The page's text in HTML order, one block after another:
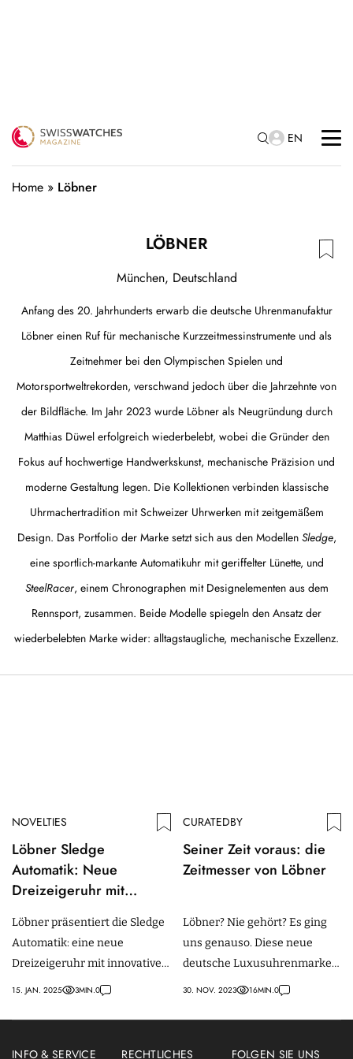
EN
Home » Löbner
LÖBNER
München, Deutschland
Anfang des 20. Jahrhunderts erwarb die deutsche Uhrenmanufaktur
Löbner einen Ruf für mechanische Kurzzeitmessinstrumente und als
Zeitnehmer bei den Olympischen Spielen und
Motorsportweltrekorden, verschwand jedoch über die Jahrzehnte von
der Bildfläche. Im Jahr 2023 wurde Löbner als Neugründung durch
Matthias Düwel erfolgreich wiederbelebt, wobei die Gründer den
Fokus auf hochwertige Handwerkskunst, mechanische Präzision und
moderne Gestaltung legen. Die Kollektionen verbinden klassische
Uhrmachertradition mit Schweizer Uhrwerken mit zeitgemäßem
Design. Das Portfolio der Marke setzt sich aus den Modellen Sledge,
eine sportlich-markante Automatikuhr mit geriffelter Lünette, und
SteelRacer, einem Chronographen mit Designelementen aus dem
Rennsport, zusammen. Beide Modelle spiegeln den Ansatz der
wiederbelebten Marke wider: alltagstaugliche, mechanische Exzellenz.
NOVELTIES
Löbner Sledge
Automatik: Neue
Dreizeigeruhr mit
Löbner präsentiert die Sledge
Automatik: eine neue
Dreizeigeruhr mit innovativer
Lünette und drehbarer
15. JAN. 2025 3MIN.0
CURATEDBY
Seiner Zeit voraus: die
Zeitmesser von Löbner
Löbner? Nie gehört? Es ging
uns genauso. Diese neue
deutsche Luxusuhrenmarke
wird ab sofort exklusiv bei
30. NOV. 2023 16MIN.0
INFO & SERVICE RECHTLICHES FOLGEN SIE UNS